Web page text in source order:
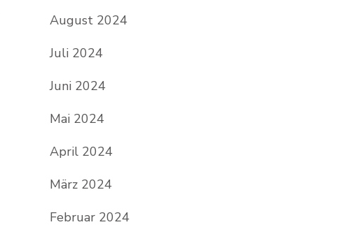
August 2024
Juli 2024
Juni 2024
Mai 2024
April 2024
März 2024
Februar 2024